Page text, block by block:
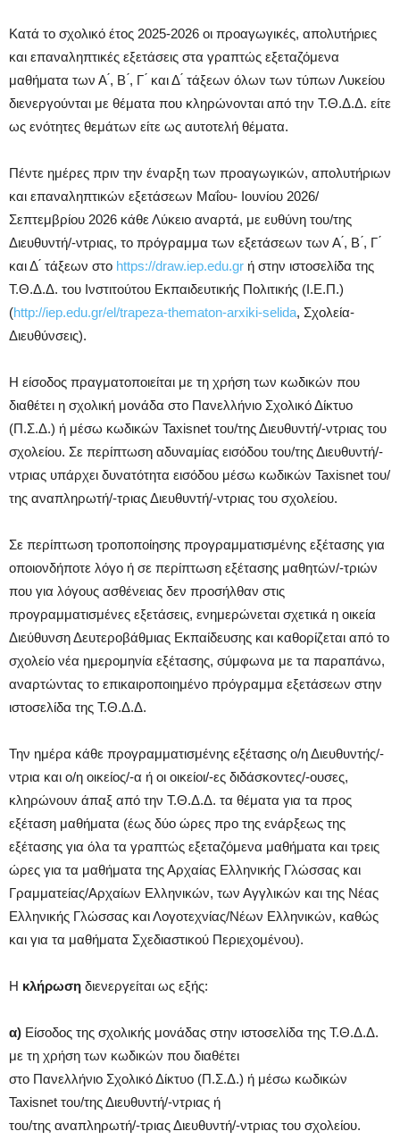
Κατά το σχολικό έτος 2025-2026 οι προαγωγικές, απολυτήριες
και επαναληπτικές εξετάσεις στα γραπτώς εξεταζόμενα
μαθήματα των Α ́, Β ́, Γ ́ και Δ ́ τάξεων όλων των τύπων Λυκείου
διενεργούνται με θέματα που κληρώνονται από την Τ.Θ.Δ.Δ. είτε
ως ενότητες θεμάτων είτε ως αυτοτελή θέματα.
Πέντε ημέρες πριν την έναρξη των προαγωγικών, απολυτήριων
και επαναληπτικών εξετάσεων Μαΐου- Ιουνίου 2026/
Σεπτεμβρίου 2026 κάθε Λύκειο αναρτά, με ευθύνη του/της
Διευθυντή/-ντριας, το πρόγραμμα των εξετάσεων των Α ́, Β ́, Γ ́
και Δ ́ τάξεων στο https://draw.iep.edu.gr ή στην ιστοσελίδα της
Τ.Θ.Δ.Δ. του Ινστιτούτου Εκπαιδευτικής Πολιτικής (Ι.Ε.Π.)
(http://iep.edu.gr/el/trapeza-thematon-arxiki-selida, Σχολεία-
Διευθύνσεις).
Η είσοδος πραγματοποιείται με τη χρήση των κωδικών που
διαθέτει η σχολική μονάδα στο Πανελλήνιο Σχολικό Δίκτυο
(Π.Σ.Δ.) ή μέσω κωδικών Taxisnet του/της Διευθυντή/-ντριας του
σχολείου. Σε περίπτωση αδυναμίας εισόδου του/της Διευθυντή/-
ντριας υπάρχει δυνατότητα εισόδου μέσω κωδικών Taxisnet του/
της αναπληρωτή/-τριας Διευθυντή/-ντριας του σχολείου.
Σε περίπτωση τροποποίησης προγραμματισμένης εξέτασης για
οποιονδήποτε λόγο ή σε περίπτωση εξέτασης μαθητών/-τριών
που για λόγους ασθένειας δεν προσήλθαν στις
προγραμματισμένες εξετάσεις, ενημερώνεται σχετικά η οικεία
Διεύθυνση Δευτεροβάθμιας Εκπαίδευσης και καθορίζεται από το
σχολείο νέα ημερομηνία εξέτασης, σύμφωνα με τα παραπάνω,
αναρτώντας το επικαιροποιημένο πρόγραμμα εξετάσεων στην
ιστοσελίδα της Τ.Θ.Δ.Δ.
Την ημέρα κάθε προγραμματισμένης εξέτασης ο/η Διευθυντής/-
ντρια και ο/η οικείος/-α ή οι οικείοι/-ες διδάσκοντες/-ουσες,
κληρώνουν άπαξ από την Τ.Θ.Δ.Δ. τα θέματα για τα προς
εξέταση μαθήματα (έως δύο ώρες προ της ενάρξεως της
εξέτασης για όλα τα γραπτώς εξεταζόμενα μαθήματα και τρεις
ώρες για τα μαθήματα της Αρχαίας Ελληνικής Γλώσσας και
Γραμματείας/Αρχαίων Ελληνικών, των Αγγλικών και της Νέας
Ελληνικής Γλώσσας και Λογοτεχνίας/Νέων Ελληνικών, καθώς
και για τα μαθήματα Σχεδιαστικού Περιεχομένου).
Η κλήρωση διενεργείται ως εξής:
α) Είσοδος της σχολικής μονάδας στην ιστοσελίδα της Τ.Θ.Δ.Δ.
με τη χρήση των κωδικών που διαθέτει
στο Πανελλήνιο Σχολικό Δίκτυο (Π.Σ.Δ.) ή μέσω κωδικών
Taxisnet του/της Διευθυντή/-ντριας ή
του/της αναπληρωτή/-τριας Διευθυντή/-ντριας του σχολείου.